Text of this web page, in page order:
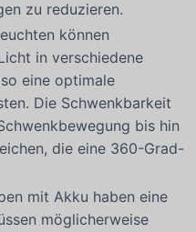
zu reduzieren.
können
in verschiedene
eine optimale
Die Schwenkbarkeit
bis hin
die eine 360-Grad-
mit Akku haben eine
möglicherweise